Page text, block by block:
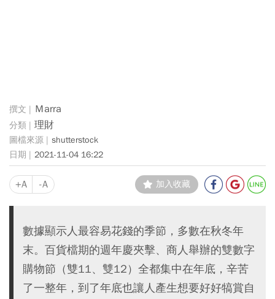
Ｍarra
理財
shutterstock
2021-11-04 16:22
+A -A 加入收藏
數據顯示人最容易花錢的季節，多數在秋冬年
末。百貨檔期的週年慶夾擊、商人舉辦的雙數字
購物節（雙11、雙12）全都集中在年底，辛苦
了一整年，到了年底也讓人產生想要好好犒賞自